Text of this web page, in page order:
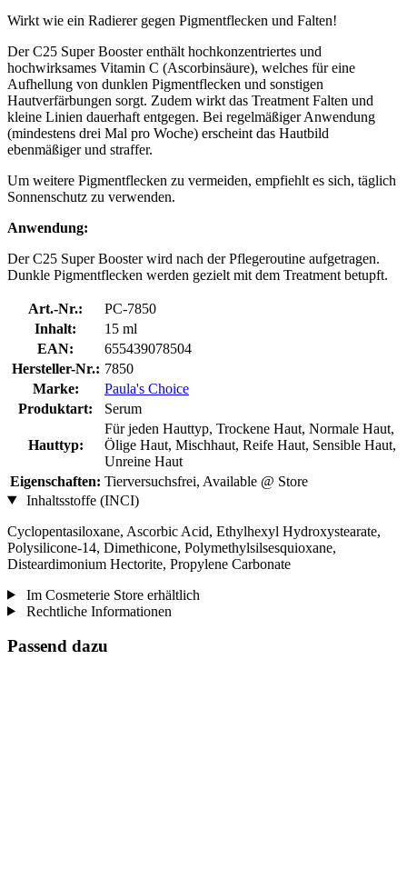
Wirkt wie ein Radierer gegen Pigmentflecken und Falten!
Der C25 Super Booster enthält hochkonzentriertes und
hochwirksames Vitamin C (Ascorbinsäure), welches für eine
Aufhellung von dunklen Pigmentflecken und sonstigen
Hautverfärbungen sorgt. Zudem wirkt das Treatment Falten und
kleine Linien dauerhaft entgegen. Bei regelmäßiger Anwendung
(mindestens drei Mal pro Woche) erscheint das Hautbild
ebenmäßiger und straffer.
Um weitere Pigmentflecken zu vermeiden, empfiehlt es sich, täglich
Sonnenschutz zu verwenden.
Anwendung:
Der C25 Super Booster wird nach der Pflegeroutine aufgetragen.
Dunkle Pigmentflecken werden gezielt mit dem Treatment betupft.
Art.-Nr.:
PC-7850
Inhalt:
15 ml
EAN:
655439078504
Hersteller-Nr.: 7850
Marke:
Paula's Choice
Produktart:
Serum
Hauttyp:
Für jeden Hauttyp, Trockene Haut, Normale Haut,
Ölige Haut, Mischhaut, Reife Haut, Sensible Haut,
Unreine Haut
Eigenschaften: Tierversuchsfrei, Available @ Store
Inhaltsstoffe (INCI)
Cyclopentasiloxane, Ascorbic Acid, Ethylhexyl Hydroxystearate,
Polysilicone-14, Dimethicone, Polymethylsilsesquioxane,
Disteardimonium Hectorite, Propylene Carbonate
Im Cosmeterie Store erhältlich
Rechtliche Informationen
Passend dazu